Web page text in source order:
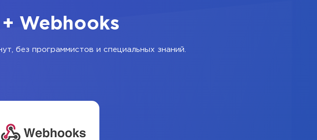
+ Webhooks
без программистов и специальных знаний.